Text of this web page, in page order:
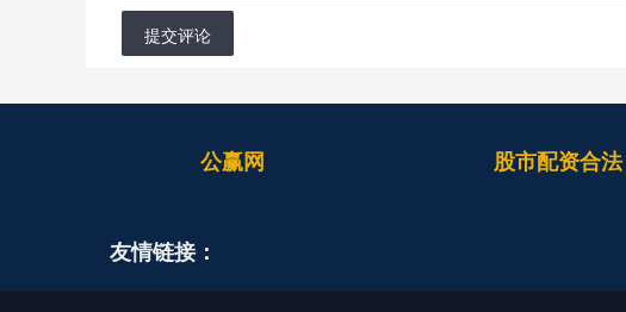
提交评论
公赢网 股市配资合法
友情链接：